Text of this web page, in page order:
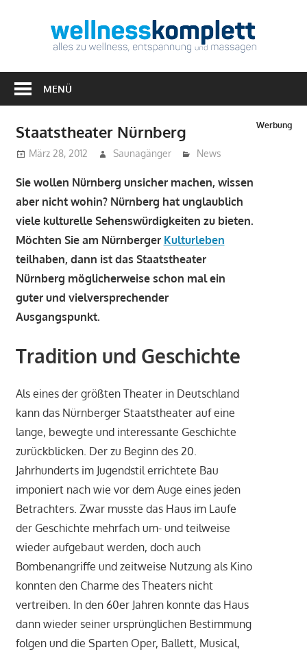
zu
&
Massagen
MENÜ
Staatstheater Nürnberg Werbung
März 28, 2012 Saunagänger News
Sie wollen Nürnberg unsicher machen, wissen
aber nicht wohin? Nürnberg hat unglaublich
viele kulturelle Sehenswürdigkeiten zu bieten.
Möchten Sie am Nürnberger Kulturleben
teilhaben, dann ist das Staatstheater
Nürnberg möglicherweise schon mal ein
guter und vielversprechender
Ausgangspunkt.
Tradition und Geschichte
Als eines der größten Theater in Deutschland
kann das Nürnberger Staatstheater auf eine
lange, bewegte und interessante Geschichte
zurückblicken. Der zu Beginn des 20.
Jahrhunderts im Jugendstil errichtete Bau
imponiert nach wie vor dem Auge eines jeden
Betrachters. Zwar musste das Haus im Laufe
der Geschichte mehrfach um- und teilweise
wieder aufgebaut werden, doch auch
Bombenangriffe und zeitweise Nutzung als Kino
konnten den Charme des Theaters nicht
vertreiben. In den 60er Jahren konnte das Haus
dann wieder seiner ursprünglichen Bestimmung
folgen und die Sparten Oper, Ballett, Musical,